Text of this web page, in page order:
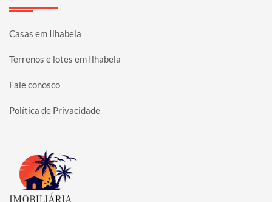
Casas em Ilhabela
Terrenos e lotes em Ilhabela
Fale conosco
Política de Privacidade
Página inicial